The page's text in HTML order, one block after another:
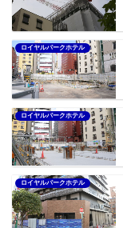
ロイヤルパークホテル
ロイヤルパークホテル
ロイヤルパークホテル